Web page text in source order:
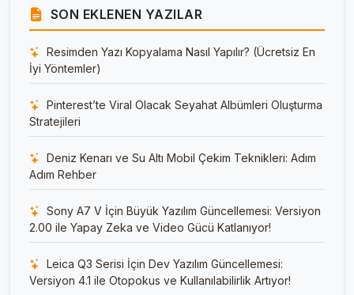
SON EKLENEN YAZILAR
Resimden Yazı Kopyalama Nasıl Yapılır? (Ücretsiz En
İyi Yöntemler)
Pinterest’te Viral Olacak Seyahat Albümleri Oluşturma
Stratejileri
Deniz Kenarı ve Su Altı Mobil Çekim Teknikleri: Adım
Adım Rehber
Sony A7 V İçin Büyük Yazılım Güncellemesi: Versiyon
2.00 ile Yapay Zeka ve Video Gücü Katlanıyor!
Leica Q3 Serisi İçin Dev Yazılım Güncellemesi:
Versiyon 4.1 ile Otopokus ve Kullanılabilirlik Artıyor!